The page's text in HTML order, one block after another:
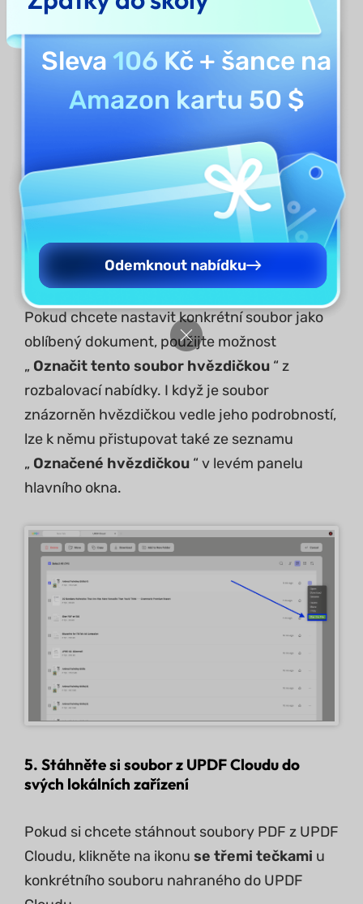
4. Označte soubor hvězdičkou
Pokud chcete nastavit konkrétní soubor jako
oblíbený dokument, použijte možnost
„ Označit tento soubor hvězdičkou “ z
rozbalovací nabídky. I když je soubor
znázorněn hvězdičkou vedle jeho podrobností,
lze k němu přistupovat také ze seznamu
„ Označené hvězdičkou “ v levém panelu
hlavního okna.
5. Stáhněte si soubor z UPDF Cloudu do
svých lokálních zařízení
Pokud si chcete stáhnout soubory PDF z UPDF
Cloudu, klikněte na ikonu se třemi tečkami u
konkrétního souboru nahraného do UPDF
Sleva 106 Kč + šance na
Amazon kartu 50 $
Odemknout nabídku